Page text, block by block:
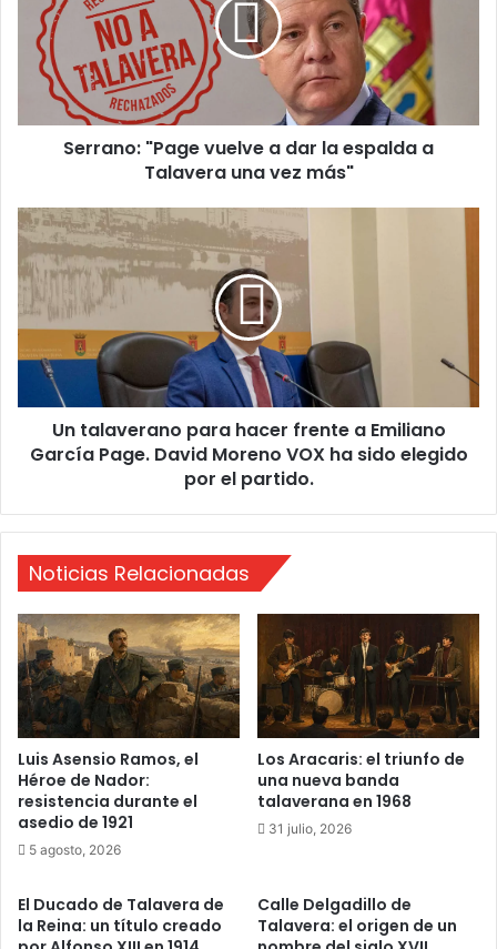
"
e
v
u
e
l
v
e
e
a
l
d
a
a
T
a
l
a
v
e
r
n
Serrano: "Page vuelve a dar la espalda a
Talavera una vez más"
U
n
t
a
l
a
v
r
a
h
a
c
e
r
f
r
e
n
t
e
a
m
i
l
Un talaverano para hacer frente a Emiliano
García Page. David Moreno VOX ha sido elegido
por el partido.
Noticias Relacionadas
Luis Asensio Ramos, el
Héroe de Nador:
resistencia durante el
asedio de 1921
5 agosto, 2026
Los Aracaris: el triunfo de
una nueva banda
talaverana en 1968
31 julio, 2026
El Ducado de Talavera de
la Reina: un título creado
Calle Delgadillo de
Talavera: el origen de un